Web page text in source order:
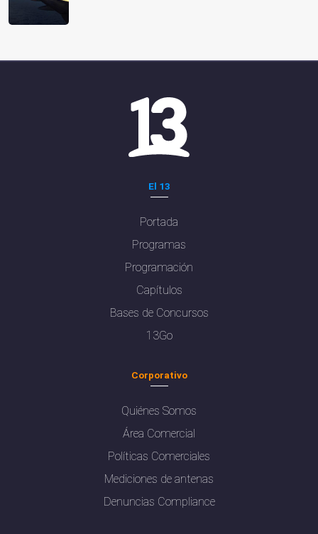
El 13
Portada
Programas
Programación
Capítulos
Bases de Concursos
13Go
Corporativo
Quiénes Somos
Área Comercial
Políticas Comerciales
Mediciones de antenas
Denuncias Compliance